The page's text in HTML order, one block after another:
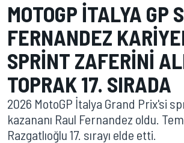
MOTOGP İTALYA GP
FERNANDEZ
SPRINT ZAFERINI
TOPRAK 17. SIRADA
2026 MotoGP İtalya Grand Prix'si
kazananı Raul Fernandez oldu.
Razgatlıoğlu 17. sırayı elde etti.